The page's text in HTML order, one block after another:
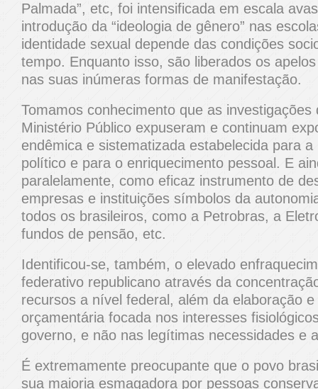
Palmada”, etc, foi intensificada em escala
introdução da “ideologia de gênero” nas
identidade sexual depende das condições
tempo. Enquanto isso, são liberados os
nas suas inúmeras formas de manifestação.
Tomamos conhecimento que as
Ministério Público expuseram e continuam
endêmica e sistematizada estabelecida para
político e para o enriquecimento pessoal. E
paralelamente, como eficaz instrumento de
empresas e instituições símbolos da
todos os brasileiros, como a Petrobras, a
fundos de pensão, etc.
Identificou-se, também, o elevado
federativo republicano através da
recursos a nível federal, além da elaboração
orçamentária focada nos interesses
governo, e não nas legítimas necessidades e
É extremamente preocupante que o povo
sua maioria esmagadora por pessoas